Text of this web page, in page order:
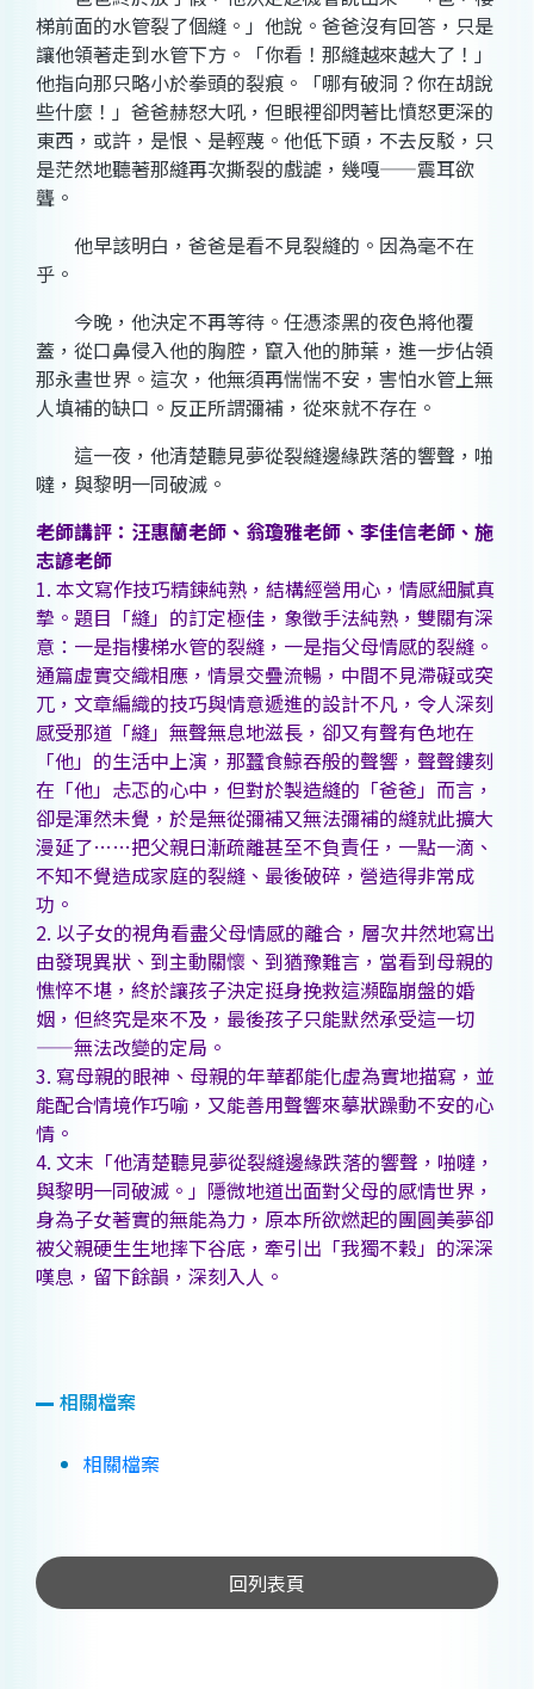
梯前面的水管裂了個縫。」他說。爸爸沒有回答，只是
讓他領著走到水管下方。「你看！那縫越來越大了！」
他指向那只略小於拳頭的裂痕。「哪有破洞？你在胡說
些什麼！」爸爸赫怒大吼，但眼裡卻閃著比憤怒更深的
東西，或許，是恨、是輕蔑。他低下頭，不去反駁，只
是茫然地聽著那縫再次撕裂的戲謔，幾嘎——震耳欲
聾。
他早該明白，爸爸是看不見裂縫的。因為毫不在
乎。
今晚，他決定不再等待。任憑漆黑的夜色將他覆
蓋，從口鼻侵入他的胸腔，竄入他的肺葉，進一步佔領
那永晝世界。這次，他無須再惴惴不安，害怕水管上無
人填補的缺口。反正所謂彌補，從來就不存在。
這一夜，他清楚聽見夢從裂縫邊緣跌落的響聲，啪
噠，與黎明一同破滅。
老師講評：汪惠蘭老師、翁瓊雅老師、李佳信老師、施
志諺老師
1. 本文寫作技巧精鍊純熟，結構經營用心，情感細膩真
摯。題目「縫」的訂定極佳，象徵手法純熟，雙關有深
意：一是指樓梯水管的裂縫，一是指父母情感的裂縫。
通篇虛實交織相應，情景交疊流暢，中間不見滯礙或突
兀，文章編織的技巧與情意遞進的設計不凡，令人深刻
感受那道「縫」無聲無息地滋長，卻又有聲有色地在
「他」的生活中上演，那蠶食鯨吞般的聲響，聲聲鏤刻
在「他」忐忑的心中，但對於製造縫的「爸爸」而言，
卻是渾然未覺，於是無從彌補又無法彌補的縫就此擴大
漫延了……把父親日漸疏離甚至不負責任，一點一滴、
不知不覺造成家庭的裂縫、最後破碎，營造得非常成
功。
2. 以子女的視角看盡父母情感的離合，層次井然地寫出
由發現異狀、到主動關懷、到猶豫難言，當看到母親的
憔悴不堪，終於讓孩子決定挺身挽救這瀕臨崩盤的婚
姻，但終究是來不及，最後孩子只能默然承受這一切
——無法改變的定局。
3. 寫母親的眼神、母親的年華都能化虛為實地描寫，並
能配合情境作巧喻，又能善用聲響來摹狀躁動不安的心
情。
4. 文末「他清楚聽見夢從裂縫邊緣跌落的響聲，啪噠，
與黎明一同破滅。」隱微地道出面對父母的感情世界，
身為子女著實的無能為力，原本所欲燃起的團圓美夢卻
被父親硬生生地摔下谷底，牽引出「我獨不穀」的深深
嘆息，留下餘韻，深刻入人。
相關檔案
相關檔案
回列表頁